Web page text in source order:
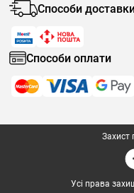
Способи
Способи оплати
Захист
Усі права